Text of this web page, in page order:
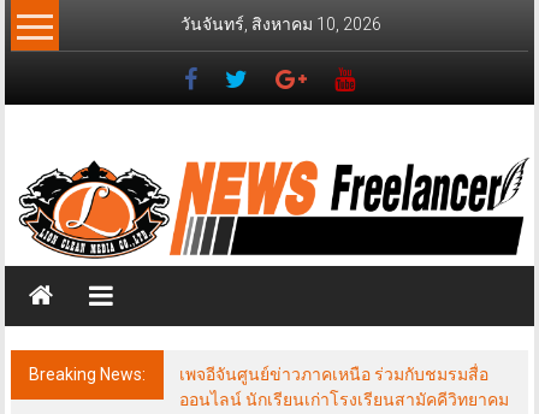
Skip
to
วันจันทร์, สิงหาคม 10, 2026
News
Freelancer
วส์
ฟรี
แลน
เซอร์
Breaking News:
เพจอีจันศูนย์ข่าวภาคเหนือ ร่วมกับชมรมสื่อ
ออนไลน์ นักเรียนเก่าโรงเรียนสามัคคีวิทยาคม